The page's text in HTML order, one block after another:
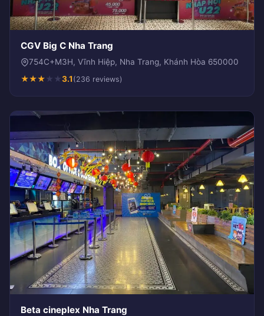
CGV Big C Nha Trang
754C+M3H, Vĩnh Hiệp, Nha Trang, Khánh Hòa 650000
★★★★ ★3.1 (236 reviews)
Beta cineplex Nha Trang